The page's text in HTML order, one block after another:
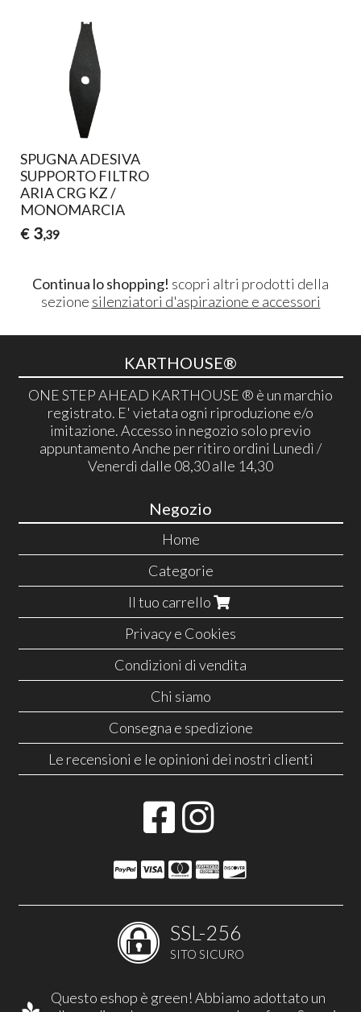
SPUGNA ADESIVA
SUPPORTO FILTRO
ARIA CRG KZ /
MONOMARCIA
€ 3,39
Continua lo shopping! scopri altri prodotti della
sezione silenziatori d'aspirazione e accessori
KARTHOUSE®
ONE STEP AHEAD KARTHOUSE ® è un marchio
registrato. E' vietata ogni riproduzione e/o
imitazione. Accesso in negozio solo previo
appuntamento Anche per ritiro ordini Lunedì /
Venerdì dalle 08,30 alle 14,30
Negozio
Home
Categorie
Il tuo carrello
Privacy e Cookies
Condizioni di vendita
Chi siamo
Consegna e spedizione
Le recensioni e le opinioni dei nostri clienti
SSL-256
SITO SICURO
Questo eshop è green! Abbiamo adottato un